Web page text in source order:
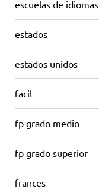
escuelas de idiomas
estados
estados unidos
facil
fp grado medio
fp grado superior
frances